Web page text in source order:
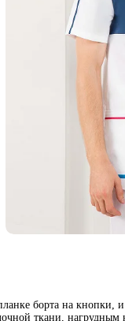
борта на кнопки,
ткани,